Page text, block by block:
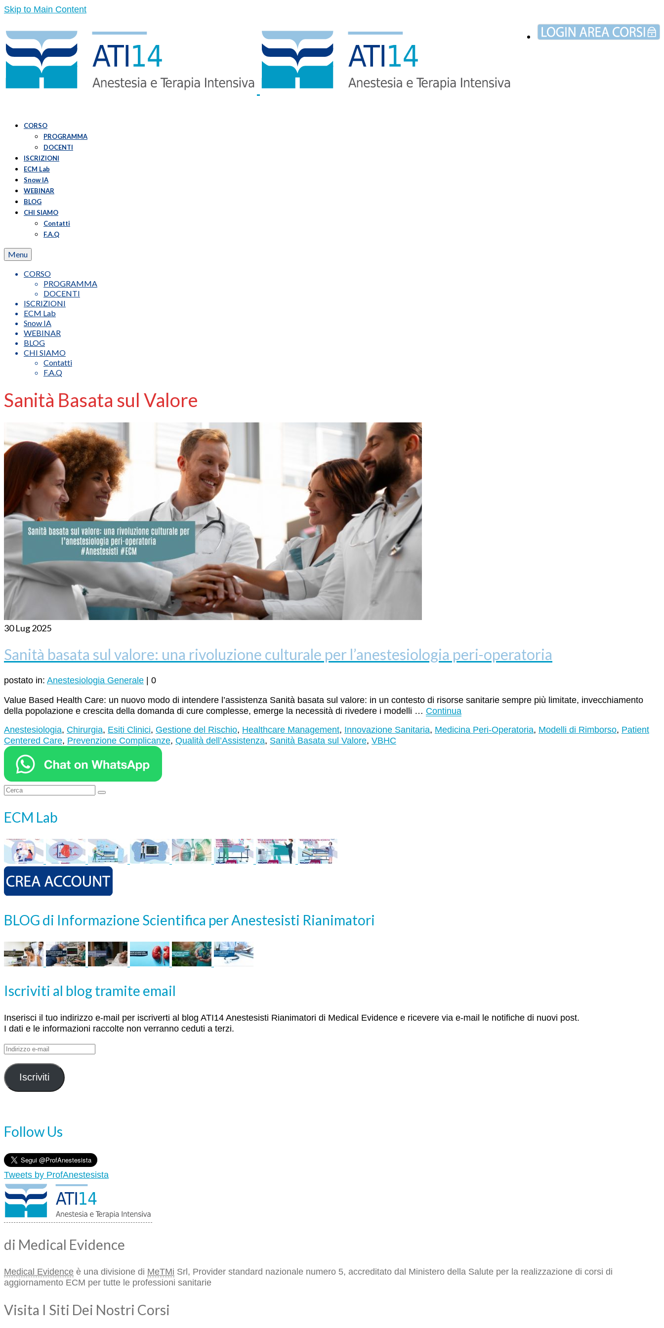
Skip to Main Content
CORSO
PROGRAMMA
DOCENTI
ISCRIZIONI
ECM Lab
Snow IA
WEBINAR
BLOG
CHI SIAMO
Contatti
F.A.Q
Menu
CORSO
PROGRAMMA
DOCENTI
ISCRIZIONI
ECM Lab
Snow IA
WEBINAR
BLOG
CHI SIAMO
Contatti
F.A.Q
Sanità Basata sul Valore
30Lug 2025
Sanità basata sul valore: una rivoluzione culturale per l’anestesiologia peri-operatoria
postato in: Anestesiologia Generale | 0
Value Based Health Care: un nuovo modo di intendere l’assistenza Sanità basata sul valore: in un contesto di risorse sanitarie sempre più limitate, invecchiamento
della popolazione e crescita della domanda di cure complesse, emerge la necessità di rivedere i modelli … Continua
Anestesiologia, Chirurgia, Esiti Clinici, Gestione del Rischio, Healthcare Management, Innovazione Sanitaria, Medicina Peri-Operatoria, Modelli di Rimborso, Patient
Centered Care, Prevenzione Complicanze, Qualità dell’Assistenza, Sanità Basata sul Valore, VBHC
Cerca:
ECM Lab
BLOG di Informazione Scientifica per Anestesisti Rianimatori
Iscriviti al blog tramite email
Inserisci il tuo indirizzo e-mail per iscriverti al blog ATI14 Anestesisti Rianimatori di Medical Evidence e ricevere via e-mail le notifiche di nuovi post.
I dati e le informazioni raccolte non verranno ceduti a terzi.
Indirizzo
mail
Iscriviti
Follow Us
Tweets by ProfAnestesista
di Medical Evidence
Medical Evidence è una divisione di MeTMi Srl, Provider standard nazionale numero 5, accreditato dal Ministero della Salute per la realizzazione di corsi di
aggiornamento ECM per tutte le professioni sanitarie
Visita I Siti Dei Nostri Corsi